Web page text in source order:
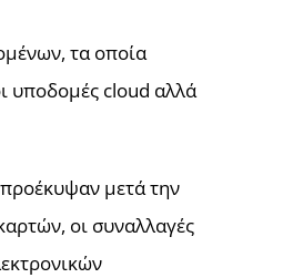
τα οποία
υποδομές cloud αλλά
μετά την
οι συναλλαγές